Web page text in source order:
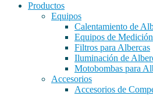
Productos
Equipos
Calentamiento de
Equipos de Medición
Filtros para Albercas
Iluminación de
Motobombas para
Accesorios
Accesorios de